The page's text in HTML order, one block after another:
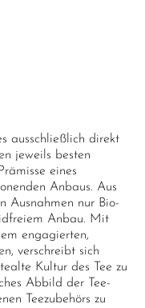
ausschließlich direkt
jeweils besten
eines
Anbaus. Aus
Ausnahmen nur Bio-
Anbau. Mit
engagierten,
verschreibt sich
Kultur des Tee zu
Abbild der Tee-
Teezubehörs zu